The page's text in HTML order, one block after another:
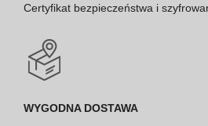
Certyfikat bezpieczeństwa i
WYGODNA DOSTAWA